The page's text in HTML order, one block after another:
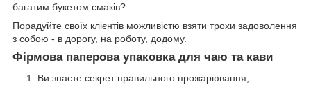
багатим букетом смаків?
Порадуйте своїх клієнтів можливістю взяти трохи задоволення
з собою - в дорогу, на роботу, додому.
Фірмова паперова упаковка для чаю та кави
Ви знаєте секрет правильного прожарювання,